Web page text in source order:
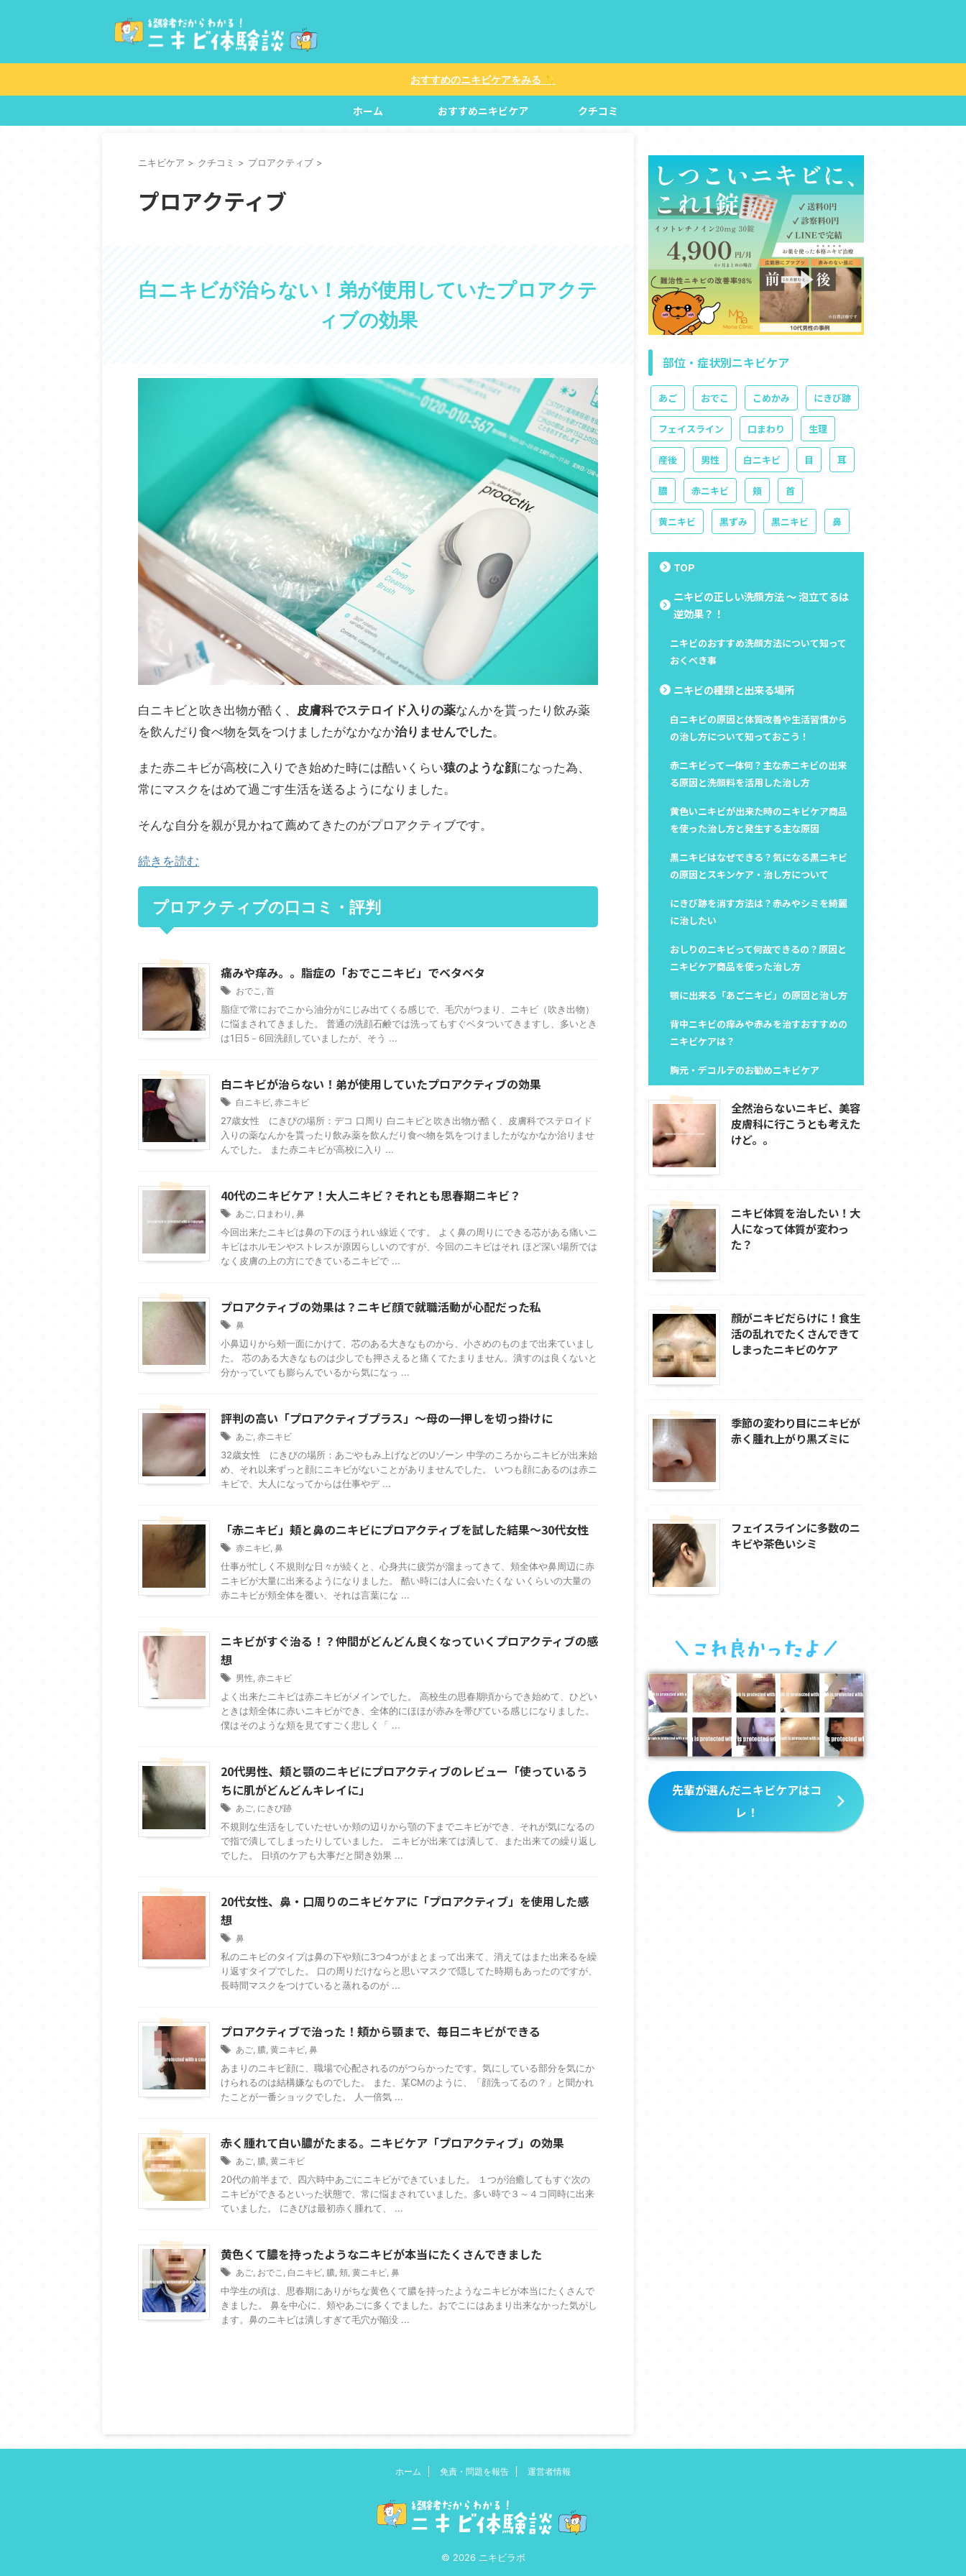
おすすめのニキビケアをみる ✨
ホーム おすすめニキビケア クチコミ
ニキビケア > クチコミ > プロアクティブ >
プロアクティブ
白ニキビが治らない！弟が使用していたプロアクテ
ィブの効果
白ニキビと吹き出物が酷く、 皮膚科でステロイド入りの薬なんかを貰ったり飲み薬
を飲んだり食べ物を気をつけましたがなかなか治りませんでした。
また赤ニキビが高校に入りでき始めた時には酷いくらい猿のような顔になった為、
常にマスクをはめて過ごす生活を送るようになりました。
そんな自分を親が見かねて薦めてきたのがプロアクティブです。
続きを読む
プロアクティブの口コミ・評判
痛みや痒み。。脂症の「おでこニキビ」でベタベタ
おでこ 首
脂症で常におでこから油分がにじみ出てくる感じで、毛穴がつまり、ニキビ（吹き出物）
に悩まされてきました。 普通の洗顔石鹸では洗ってもすぐベタついてきますし、多いとき
は1日5－6回洗顔していましたが、そう ...
白ニキビが治らない！弟が使用していたプロアクティブの効果
白ニキビ 赤ニキビ
27歳女性 にきびの場所：デコ 口周り 白ニキビと吹き出物が酷く、皮膚科でステロイド
入りの薬なんかを貰ったり飲み薬を飲んだり食べ物を気をつけましたがなかなか治りませ
んでした。 また赤ニキビが高校に入り ...
40代のニキビケア！大人ニキビ？それとも思春期ニキビ？
あご 口まわり 鼻
今回出来たニキビは鼻の下のほうれい線近くです。 よく鼻の周りにできる芯がある痛いニ
キビはホルモンやストレスが原因らしいのですが、今回のニキビはそれ ほど深い場所では
なく皮膚の上の方にできているニキビで ...
プロアクティブの効果は？ニキビ顔で就職活動が心配だった私
鼻
小鼻辺りから頰一面にかけて、芯のある大きなものから、小さめのものまで出来ていまし
た。 芯のある大きなものは少しでも押さえると痛くてたまりません。潰すのは良くないと
分かっていても膨らんでいるから気になっ ...
評判の高い「プロアクティブプラス」～母の一押しを切っ掛けに
あご 赤ニキビ
32歳女性 にきびの場所：あごやもみ上げなどのUゾーン 中学のころからニキビが出来始
め、それ以来ずっと顔にニキビがないことがありませんでした。 いつも顔にあるのは赤ニ
キビで、大人になってからは仕事やデ ...
「赤ニキビ」頬と鼻のニキビにプロアクティブを試した結果～30代女性
赤ニキビ 鼻
仕事が忙しく不規則な日々が続くと、心身共に疲労が溜まってきて、頬全体や鼻周辺に赤
ニキビが大量に出来るようになりました。 酷い時には人に会いたくな いくらいの大量の
赤ニキビが頬全体を覆い、それは言葉にな ...
ニキビがすぐ治る！？仲間がどんどん良くなっていくプロアクティブの感
想
男性 赤ニキビ
よく出来たニキビは赤ニキビがメインでした。 高校生の思春期頃からでき始めて、ひどい
ときは頬全体に赤いニキビができ、全体的にほほが赤みを帯びている感じになりました。
僕はそのような頬を見てすごく悲しく「 ...
20代男性、頬と顎のニキビにプロアクティブのレビュー「使っているう
ちに肌がどんどんキレイに」
あご にきび跡
不規則な生活をしていたせいか頬の辺りから顎の下までニキビができ、それが気になるの
で指で潰してしまったりしていました。 ニキビが出来ては潰して、また出来ての繰り返し
でした。 日頃のケアも大事だと聞き効果 ...
20代女性、鼻・口周りのニキビケアに「プロアクティブ」を使用した感
想
鼻
私のニキビのタイプは鼻の下や頬に3つ4つがまとまって出来て、消えてはまた出来るを繰
り返すタイプでした。 口の周りだけならと思いマスクで隠してた時期もあったのですが、
長時間マスクをつけていると蒸れるのが ...
プロアクティブで治った！頬から顎まで、毎日ニキビができる
あご 膿 黄ニキビ 鼻
あまりのニキビ顔に、職場で心配されるのがつらかったです。気にしている部分を気にか
けられるのは結構嫌なものでした。 また、某CMのように、「顔洗ってるの？」と聞かれ
たことが一番ショックでした。 人一倍気 ...
赤く腫れて白い膿がたまる。ニキビケア「プロアクティブ」の効果
あご 膿 黄ニキビ
20代の前半まで、四六時中あごにニキビができていました。 １つが治癒してもすぐ次の
ニキビができるといった状態で、常に悩まされていました。多い時で３～４コ同時に出来
ていました。 にきびは最初赤く腫れて、 ...
黄色くて膿を持ったようなニキビが本当にたくさんできました
あご おでこ 白ニキビ 膿 頬 黄ニキビ 鼻
中学生の頃は、思春期にありがちな黄色くて膿を持ったようなニキビが本当にたくさんで
きました。 鼻を中心に、頬やあごに多くでました。おでこにはあまり出来なかった気がし
ます。鼻のニキビは潰しすぎて毛穴が陥没 ...
部位・症状別ニキビケア
あご おでこ こめかみ にきび跡
フェイスライン 口まわり 生理
産後 男性 白ニキビ 目 耳
膿 赤ニキビ 頬 首
黄ニキビ 黒ずみ 黒ニキビ 鼻
TOP
ニキビの正しい洗顔方法 ～ 泡立てるは
逆効果？！
ニキビのおすすめ洗顔方法について知って
おくべき事
ニキビの種類と出来る場所
白ニキビの原因と体質改善や生活習慣から
の治し方について知っておこう！
赤ニキビって一体何？主な赤ニキビの出来
る原因と洗顔料を活用した治し方
黄色いニキビが出来た時のニキビケア商品
を使った治し方と発生する主な原因
黒ニキビはなぜできる？気になる黒ニキビ
の原因とスキンケア・治し方について
にきび跡を消す方法は？赤みやシミを綺麗
に治したい
おしりのニキビって何故できるの？原因と
ニキビケア商品を使った治し方
顎に出来る「あごニキビ」の原因と治し方
背中ニキビの痒みや赤みを治すおすすめの
ニキビケアは？
胸元・デコルテのお勧めニキビケア
全然治らないニキビ、美容
皮膚科に行こうとも考えた
けど。。
ニキビ体質を治したい！大
人になって体質が変わっ
た？
顔がニキビだらけに！食生
活の乱れでたくさんできて
しまったニキビのケア
季節の変わり目にニキビが
赤く腫れ上がり黒ズミに
フェイスラインに多数のニ
キビや茶色いシミ
先輩が選んだニキビケアはコ
レ！
ホーム 免責・問題を報告 運営者情報
© 2026 ニキビラボ